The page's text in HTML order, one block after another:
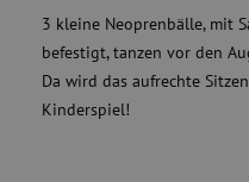
3 kleine Neoprenbälle, mit
befestigt, tanzen vor den
Da wird das aufrechte
Kinderspiel!